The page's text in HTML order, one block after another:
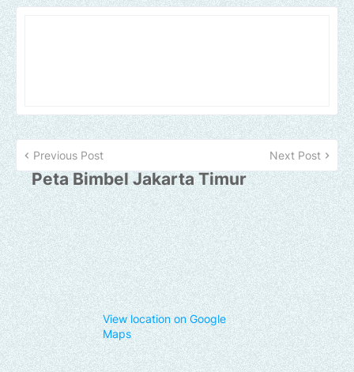
Previous Post Next Post
Peta Bimbel Jakarta Timur
View location on Google
Maps